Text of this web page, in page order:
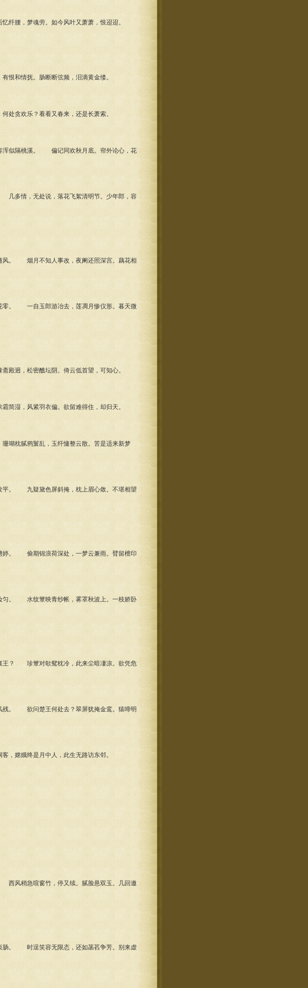
腰，梦魂劳。如今风叶又萧萧，恨迢迢。
和情抚。肠断断弦频，泪滴黄金缕。
贪欢乐？看看又春来，还是长萧索。
浑似隔桃溪。 偏记同欢秋月底。帘外论心，花
多情，无处说，落花飞絮清明节。少年郎，容
风。 烟月不知人事改，夜阑还照深宫。藕花相
零。 一自玉郎游冶去，莲凋月惨仪形。暮天微
迥，松密醮坛阴。倚云低首望，可知心。
湿，风紧羽衣偏。欲留难得住，却归天。
枕腻鸦鬟乱，玉纤慵整云散。苦是适来新梦
平。 九疑黛色屏斜掩，枕上眉心敛。不堪相望
婷。 偷期锦浪荷深处，一梦云兼雨。臂留檀印
匀。 水纹簟映青纱帐，雾罩秋波上。一枝娇卧
王？ 珍簟对欹鸳枕冷，此来尘暗凄凉。欲凭危
残。 欲问楚王何处去？翠屏犹掩金鸾。猿啼明
嫦娥终是月中人，此生无路访东邻。
风稍急喧窗竹，停又续。腻脸悬双玉。几回邀
肠。 时逞笑容无限态，还如菡萏争芳。别来虚